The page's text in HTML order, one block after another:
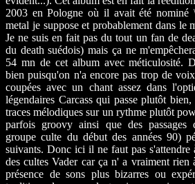
2003 en Pologne où il avait été nominé
metal je suppose et probablement dans le
Je ne suis en fait pas du tout un fan de
du death suédois) mais ça ne
54 mn de cet album avec méticulosité.
bien puisqu'on n'a encore pas trop de
coupées avec un chant assez dans
légendaires Carcass qui passe plutôt
traces mélodiques sur un rythme plutôt
parfois groovy ainsi que des passages
groupe culte du début des années 90)
suivants. Donc ici il ne faut pas s'attendre
des cultes Vader car ça n' a vraiment rien
présence de sons plus bizarres ou